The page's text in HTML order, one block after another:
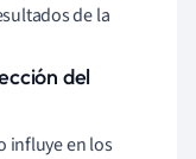
de la
del
influye en los